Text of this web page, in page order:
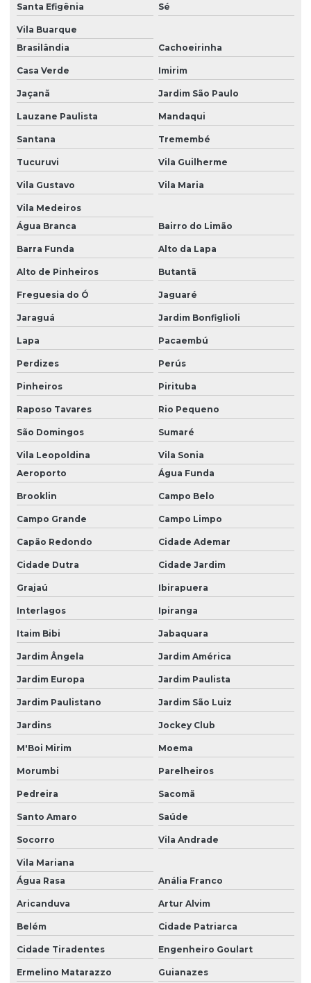
Gerenciamento de resíduos sólidos
Gerenciamento de resíduos sólidos e líquidos
Inventário florestal
Investigação ambiental confirmatória
Investigação ambiental detalhada
Investigação ambiental preliminar
Laudo ambiental
Laudo de fauna
Laudo de fauna e flora
Laudo de flora
Laudo geológico
Laudos quimicos
Laudos técnicos ambientais
Licenciamento ambiental
Licenciamento ambiental de cemitérios
Licenciamento ambiental e eia rima
Licenciamento ambiental de empreendimentos
Licenciamento ambiental rs
Licenciamento ambiental sc
Licenciamento mineração
Mineração licenciamento ambiental
Monitoramento ambiental industria
Monitoramento ambiental poço artesiano
Monitoramento e operação de eta ete
Monitoramento de poços
Monitoramento de poços artesianos
Outorga licenciamento ambiental
Parcelamento de solo loteamento
Plano básico ambiental pba
Plano de controle ambiental
Plano de controle ambiental pca
Plano de controle de emissões atmosféricas
Santa Efigênia Sé
Vila Buarque
Brasilândia
Cachoeirinha
Casa Verde Imirim
Jaçanã Jardim São Paulo
Lauzane Paulista Mandaqui
Santana Tremembé
Tucuruvi Vila Guilherme
Vila Gustavo Vila Maria
Vila Medeiros
Água Branca
Bairro do Limão
Barra Funda Alto da Lapa
Alto de Pinheiros Butantã
Freguesia do Ó Jaguaré
Jaraguá Jardim Bonfiglioli
Lapa Pacaembú
Perdizes Perús
Pinheiros Pirituba
Raposo Tavares Rio Pequeno
São Domingos Sumaré
Vila Leopoldina
Vila Sonia
Aeroporto
Água Funda
Brooklin Campo Belo
Campo Grande Campo Limpo
Capão Redondo Cidade Ademar
Cidade Dutra Cidade Jardim
Grajaú Ibirapuera
Interlagos Ipiranga
Itaim Bibi Jabaquara
Jardim Ângela Jardim América
Jardim Europa Jardim Paulista
Jardim Paulistano Jardim São Luiz
Jardins Jockey Club
M'Boi Mirim Moema
Morumbi Parelheiros
Pedreira Sacomã
Santo Amaro Saúde
Socorro Vila Andrade
Vila Mariana
Água Rasa
Anália Franco
Aricanduva Artur Alvim
Belém Cidade Patriarca
Cidade Tiradentes Engenheiro Goulart
Ermelino Matarazzo Guianazes